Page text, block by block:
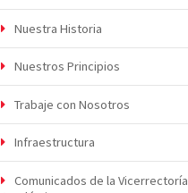
Nuestra Historia
Nuestros Principios
Trabaje con Nosotros
Infraestructura
Comunicados de la Vicerrectoría